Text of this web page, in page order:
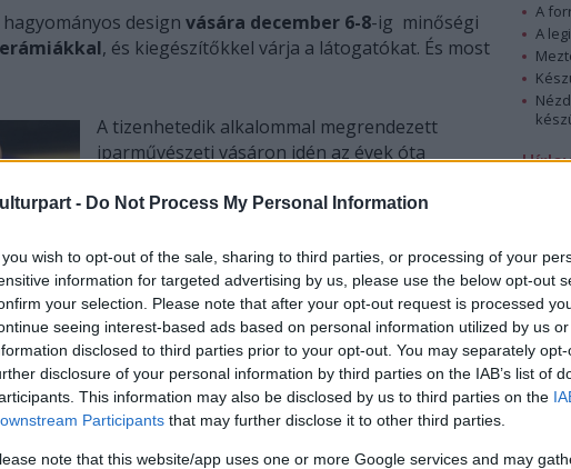
- Do Not Process My Personal Information
you wish to opt-out of the sale, sharing to third parties, or processing of your
information for targeted advertising by us, please use the below opt-out
your selection. Please note that after your opt-out request is processed
seeing interest-based ads based on personal information utilized by us
disclosed to third parties prior to your opt-out. You may separately
disclosure of your personal information by third parties on the IAB’s list of
This information may also be disclosed by us to third parties on the
Participants that may further disclose it to other third parties.
note that this website/app uses one or more Google services and may
design vására december 6-8-ig minőségi
, és kiegészítőkkel várja a látogatókat. És most
A tizenhetedik alkalommal megrendezett
iparművészeti vásáron idén az évek óta
résztvevők is képviseltetik magukat, összesen
megtekinthető, illetve megvásárolható. A
hagyományos karácsonyi vásár igazi favorit a
tényleg egyedi, nem tucatárut vadászók között.
A keramikusok, ötvösök, divattervezők mellett a
WEB2 világában egyre ismertebb és
népszerűbb PoCat Factory ékszerei és plüss
cukiságai is fellelhetők lesznek, a széles
kínálatban az internetes világból ismert Grumpy
A
A